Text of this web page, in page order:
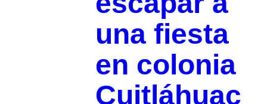
una fiesta
en colonia
Cuitláhuac